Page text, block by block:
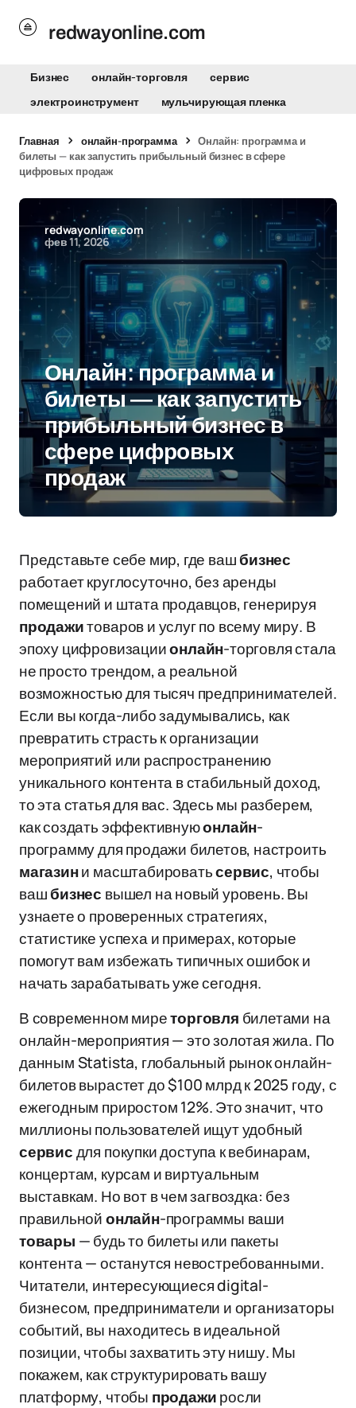
redwayonline.com
Бизнес онлайн-торговля
сервис
электроинструмент
мульчирующая пленка
Главная онлайн-программа
Онлайн: программа и
билеты — как запустить прибыльный бизнес в сфере
цифровых продаж
redwayonline.com
фев 11, 2026
Онлайн: программа и
билеты — как запустить
прибыльный бизнес в
сфере цифровых
продаж
Представьте себе мир, где вашбизнес
работает круглосуточно, без аренды
помещений и штата продавцов, генерируя
продажитоваров и услуг по всему миру. В
эпоху цифровизациионлайн-торговля стала
не просто трендом, а реальной
возможностью для тысяч предпринимателей.
Если вы когда-либо задумывались, как
превратить страсть к организации
мероприятий или распространению
уникального контента в стабильный доход,
то эта статья для вас. Здесь мы разберем,
как создать эффективнуюонлайн-
программу для продажи билетов, настроить
магазини масштабироватьсервис, чтобы
вашбизнес вышел на новый уровень. Вы
узнаете о проверенных стратегиях,
статистике успеха и примерах, которые
помогут вам избежать типичных ошибок и
начать зарабатывать уже сегодня.
В современном миреторговля билетами на
онлайн-мероприятия — это золотая жила. По
данным Statista, глобальный рынок онлайн-
билетов вырастет до $100 млрд к 2025 году, с
ежегодным приростом 12%. Это значит, что
миллионы пользователей ищут удобный
сервисдля покупки доступа к вебинарам,
концертам, курсам и виртуальным
выставкам. Но вот в чем загвоздка: без
правильнойонлайн-программы ваши
товары — будь то билеты или пакеты
контента — останутся невостребованными.
Читатели, интересующиеся digital-
бизнесом, предприниматели и организаторы
событий, вы находитесь в идеальной
позиции, чтобы захватить эту нишу. Мы
покажем, как структурировать вашу
платформу, чтобы продажиросли